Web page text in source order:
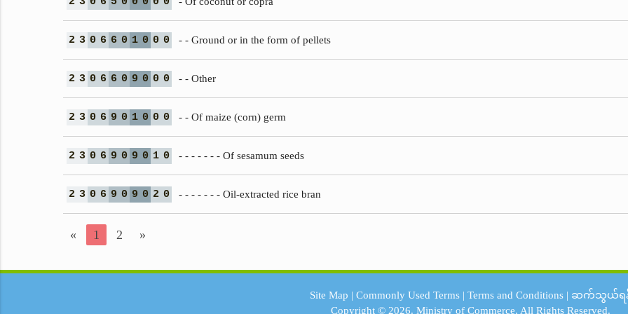
2 3 0 6 6 0 1 0 0 0 - - Ground or in the form of pellets
2 3 0 6 6 0 9 0 0 0 - - Other
2 3 0 6 9 0 1 0 0 0 - - Of maize (corn) germ
2 3 0 6 9 0 9 0 1 0 - - - - - - - Of sesamum seeds
2 3 0 6 9 0 9 0 2 0 - - - - - - - Oil-extracted rice bran
« 1 2 »
Site Map | Commonly Used Terms| Terms and Conditions| ဆက်သွယ်ရ
Copyright © 2026.Ministry of Commerce. All Rights Reserved.